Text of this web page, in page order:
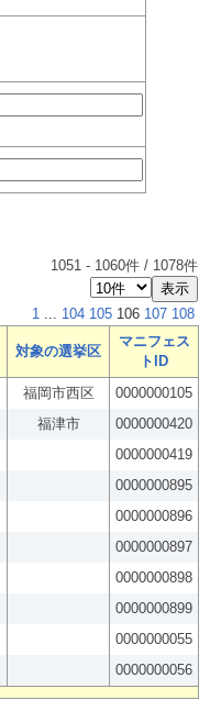
1051 - 1060件 / 1078件
1 ... 104 105 106 107 108
対象の選挙区
マニフェス
トID
福岡市西区
0000000105
福津市
0000000420
0000000419
0000000895
0000000896
0000000897
0000000898
0000000899
0000000055
0000000056